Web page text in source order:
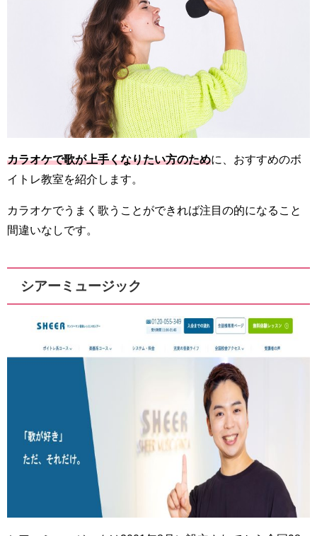
カラオケで歌が上手くなりたい方のために、おすすめのボ
イトレ教室を紹介します。
カラオケでうまく歌うことができれば注目の的になること
間違いなしです。
シアーミュージック